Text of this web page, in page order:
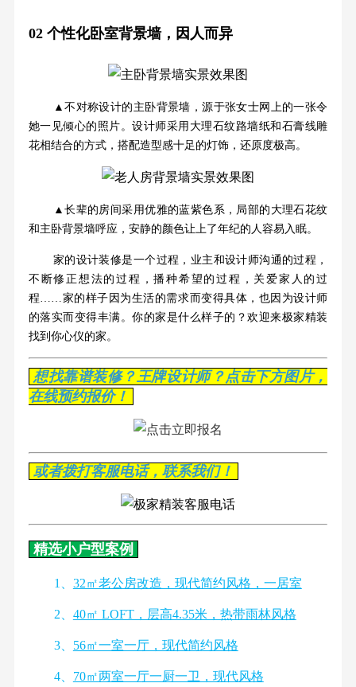
02 个性化卧室背景墙，因人而异
▲不对称设计的主卧背景墙，源于张女士网上的一张令
她一见倾心的照片。设计师采用大理石纹路墙纸和石膏线雕
花相结合的方式，搭配造型感十足的灯饰，还原度极高。
▲长辈的房间采用优雅的蓝紫色系，局部的大理石花纹
和主卧背景墙呼应，安静的颜色让上了年纪的人容易入眠。
家的设计装修是一个过程，业主和设计师沟通的过程，
不断修正想法的过程，播种希望的过程，关爱家人的过
程……家的样子因为生活的需求而变得具体，也因为设计师
的落实而变得丰满。你的家是什么样子的？欢迎来极家精装
找到你心仪的家。
想找靠谱装修？王牌设计师？点击下方图片，
在线预约报价！
或者拨打客服电话，联系我们！
精选小户型案例
1、 32㎡老公房改造，现代简约风格，一居室
2、 40㎡ LOFT，层高4.35米，热带雨林风格
3、 56㎡一室一厅，现代简约风格
4、 70㎡两室一厅一厨一卫，现代风格